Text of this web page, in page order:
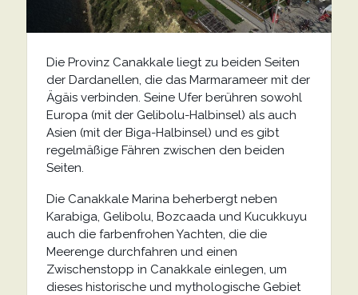
Die Provinz Canakkale liegt zu beiden Seiten
der Dardanellen, die das Marmarameer mit der
Ägäis verbinden. Seine Ufer berühren sowohl
Europa (mit der Gelibolu-Halbinsel) als auch
Asien (mit der Biga-Halbinsel) und es gibt
regelmäßige Fähren zwischen den beiden
Seiten.
Die Canakkale Marina beherbergt neben
Karabiga, Gelibolu, Bozcaada und Kucukkuyu
auch die farbenfrohen Yachten, die die
Meerenge durchfahren und einen
Zwischenstopp in Canakkale einlegen, um
dieses historische und mythologische Gebiet